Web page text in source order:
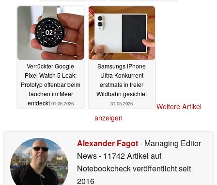
Verrückter Google
Pixel Watch 5 Leak:
Prototyp offenbar beim
Tauchen im Meer
entdeckt 01.06.2026
Samsungs iPhone
Ultra Konkurrent
erstmals in freier
Wildbahn gesichtet
31.05.2026
Weitere Artikel
anzeigen
Alexander Fagot- Managing Editor
News- 11742 Artikel auf
Notebookcheck veröffentlichtseit
2016